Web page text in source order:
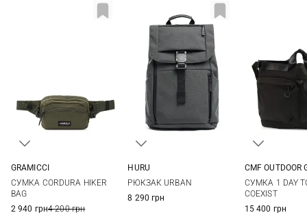
GRAMICCI
СУМКА CORDURA HIKER
BAG
2 940 грн4 200 грн
HURU
РЮКЗАК URBAN
8 290 грн
CMF OUTDOOR
СУМКА 1 DAY
COEXIST
15 400 грн